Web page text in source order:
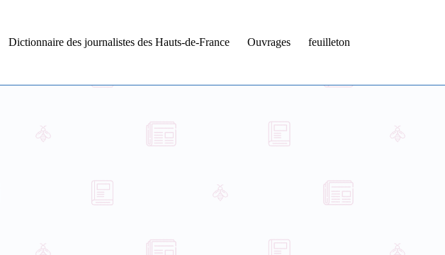
Dictionnaire des journalistes des Hauts-de-France Ouvrages feuilleton